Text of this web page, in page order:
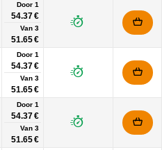
Door 1
54.37 €
Van 3
51.65 €
Door 1
54.37 €
Van 3
51.65 €
Door 1
54.37 €
Van 3
51.65 €